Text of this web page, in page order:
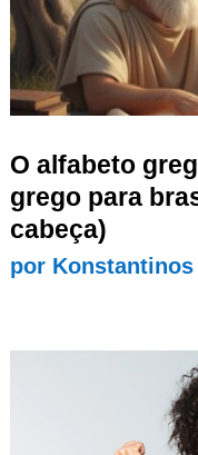
O alfabeto
grego para
cabeça)
por Konstantinos